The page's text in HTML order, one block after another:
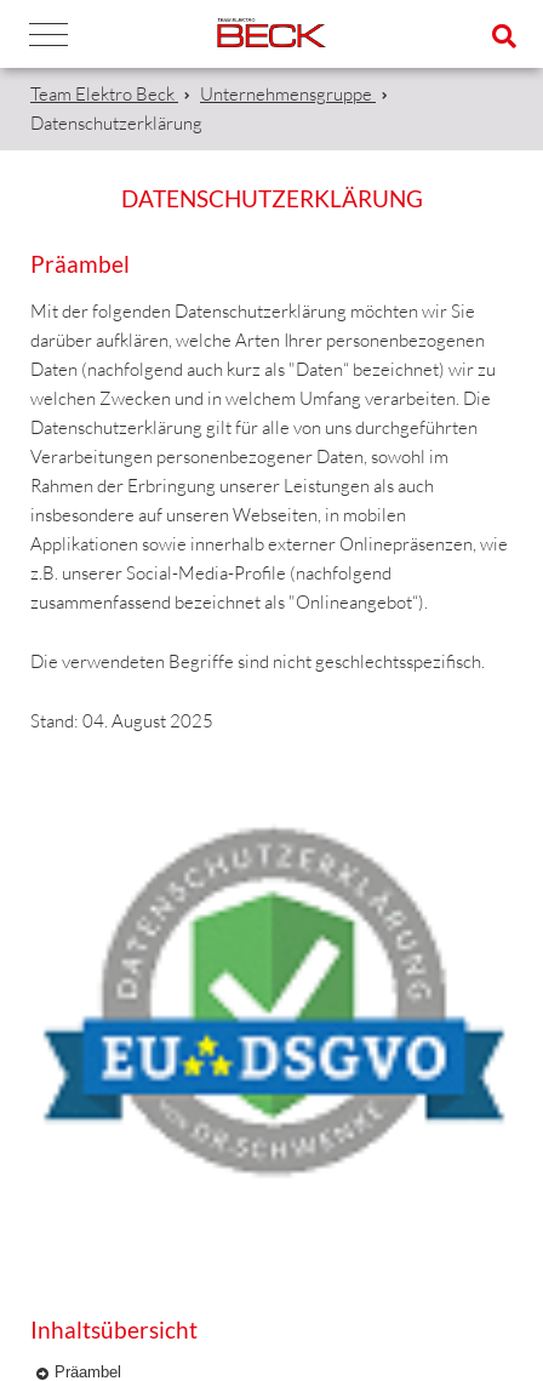
Team Elektro Beck
Unternehmensgruppe
Datenschutzerklärung
DATENSCHUTZERKLÄRUNG
Präambel
Mit der folgenden Datenschutzerklärung möchten wir Sie
darüber aufklären, welche Arten Ihrer personenbezogenen
Daten (nachfolgend auch kurz als "Daten“ bezeichnet) wir zu
welchen Zwecken und in welchem Umfang verarbeiten. Die
Datenschutzerklärung gilt für alle von uns durchgeführten
Verarbeitungen personenbezogener Daten, sowohl im
Rahmen der Erbringung unserer Leistungen als auch
insbesondere auf unseren Webseiten, in mobilen
Applikationen sowie innerhalb externer Onlinepräsenzen, wie
z.B. unserer Social-Media-Profile (nachfolgend
zusammenfassend bezeichnet als "Onlineangebot“).
Die verwendeten Begriffe sind nicht geschlechtsspezifisch.
Stand: 04. August 2025
Inhaltsübersicht
Präambel